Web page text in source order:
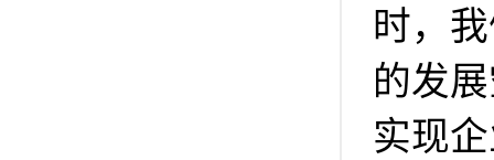
时，
的发
实现